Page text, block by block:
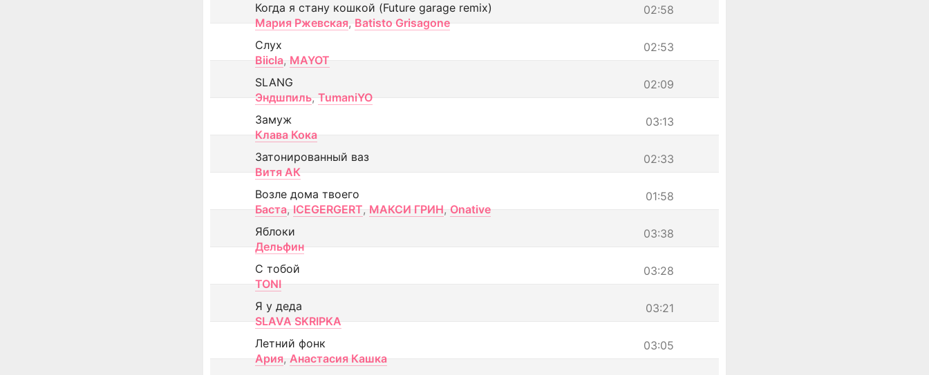
02:58
Когда я стану кошкой (Future garage remix)
Мария Ржевская, Batisto Grisagone
02:53
Слух
Biicla, MAYOT
02:09
SLANG
Эндшпиль, TumaniYO
03:13
Замуж
Клава Кока
02:33
Затонированный ваз
Витя АК
01:58
Возле дома твоего
Баста, ICEGERGERT, МАКСИ ГРИН, Onative
03:38
Яблоки
Дельфин
03:28
С тобой
TONI
03:21
Я у деда
SLAVA SKRIPKA
03:05
Летний фонк
Ария, Анастасия Кашка